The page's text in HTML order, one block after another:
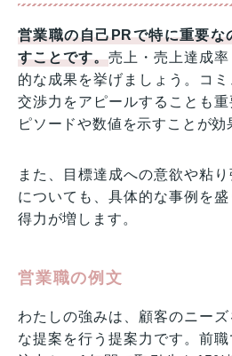
営業職の自己PRで特に重要な
すことです。売上・売上達成
的な成果を挙げましょう。コ
交渉力をアピールすることも
ピソードや数値を示すことが効
また、目標達成への意欲や粘
についても、具体的な事例を
得力が増します。
営業職の例文
わたしの強みは、顧客のニー
な提案を行う提案力です。前